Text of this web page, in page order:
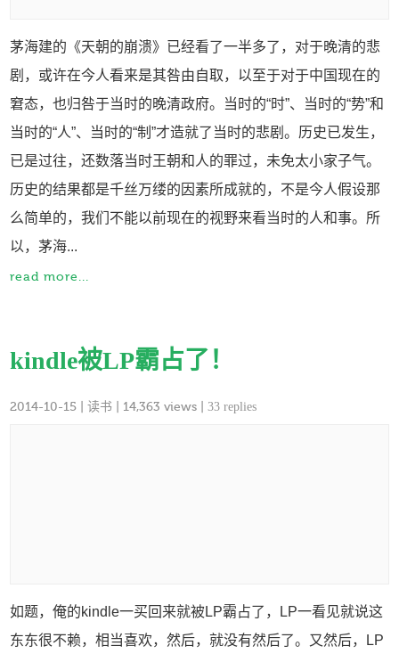
茅海建的《天朝的崩溃》已经看了一半多了，对于晚清的悲
剧，或许在今人看来是其咎由自取，以至于对于中国现在的
窘态，也归咎于当时的晚清政府。当时的“时”、当时的“势”和
当时的“人”、当时的“制”才造就了当时的悲剧。历史已发生，
已是过往，还数落当时王朝和人的罪过，未免太小家子气。
历史的结果都是千丝万缕的因素所成就的，不是今人假设那
么简单的，我们不能以前现在的视野来看当时的人和事。所
以，茅海...
read more...
kindle被LP霸占了！
2014-10-15 |读书 | 14,363 views |33 replies
如题，俺的kindle一买回来就被LP霸占了，LP一看见就说这
东东很不赖，相当喜欢，然后，就没有然后了。又然后，LP